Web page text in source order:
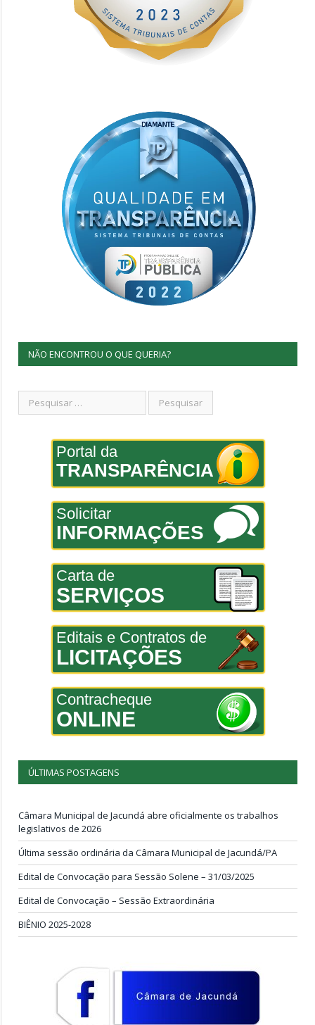
NÃO ENCONTROU O QUE QUERIA?
Portal da
TRANSPARÊNCIA
Solicitar
INFORMAÇÕES
Carta de
SERVIÇOS
Editais e Contratos de
LICITAÇÕES
Contracheque
ONLINE
ÚLTIMAS POSTAGENS
Câmara Municipal de Jacundá abre oficialmente os trabalhos
legislativos de 2026
Última sessão ordinária da Câmara Municipal de Jacundá/PA
Edital de Convocação para Sessão Solene – 31/03/2025
Edital de Convocação – Sessão Extraordinária
BIÊNIO 2025-2028